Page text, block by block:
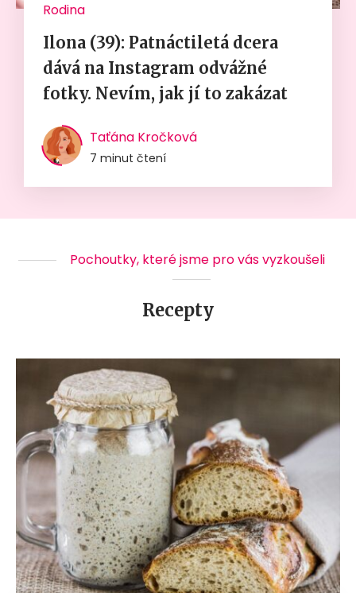
Rodina
Ilona (39): Patnáctiletá dcera
dává na Instagram odvážné
fotky. Nevím, jak jí to zakázat
Taťána Kročková
7 minut čtení
Pochoutky, které jsme pro vás vyzkoušeli
Recepty